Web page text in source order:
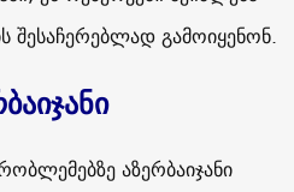
შესაჩერებლად გამოიყენონ.
აზერბაიჯანი